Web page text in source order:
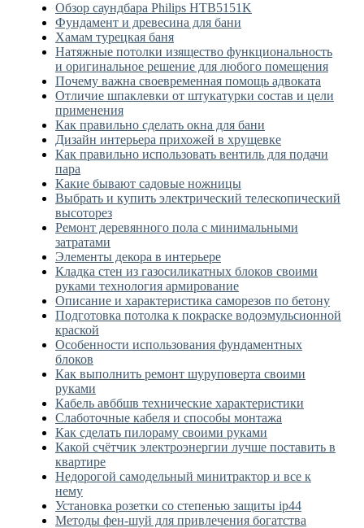
Обзор саундбара Philips HTB5151K
Фундамент и древесина для бани
Хамам турецкая баня
Натяжные потолки изящество функциональность
и оригинальное решение для любого помещения
Почему важна своевременная помощь адвоката
Отличие шпаклевки от штукатурки состав и цели
применения
Как правильно сделать окна для бани
Дизайн интерьера прихожей в хрущевке
Как правильно использовать вентиль для подачи
пара
Какие бывают садовые ножницы
Выбрать и купить электрический телескопический
высоторез
Ремонт деревянного пола с минимальными
затратами
Элементы декора в интерьере
Кладка стен из газосиликатных блоков своими
руками технология армирование
Описание и характеристика саморезов по бетону
Подготовка потолка к покраске водоэмульсионной
краской
Особенности использования фундаментных
блоков
Как выполнить ремонт шуруповерта своими
руками
Кабель авббшв технические характеристики
Слаботочные кабеля и способы монтажа
Как сделать пилораму своими руками
Какой счётчик электроэнергии лучше поставить в
квартире
Недорогой самодельный минитрактор и все к
нему
Установка розетки со степенью защиты ip44
Методы фен-шуй для привлечения богатства